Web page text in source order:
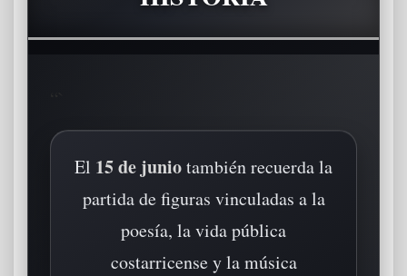
El 15 de juniotambién recuerda la
partida de figuras vinculadas a la
poesía, la vida pública
costarricense y la música